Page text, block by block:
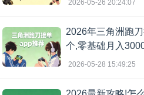
2026-05-26 20:24:07
2026年三角洲跑
个,零基础月入
2026-05-28 15:49:25